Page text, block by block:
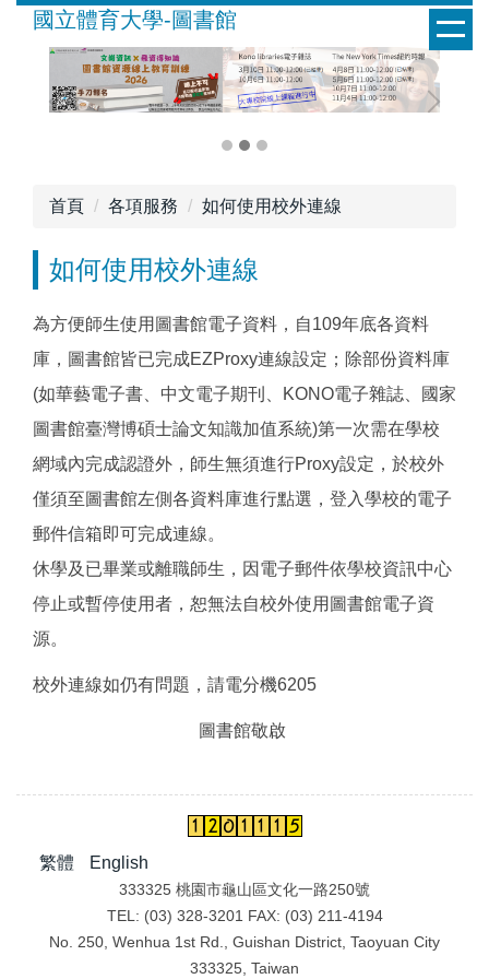
國立體育大學-圖書館
首頁 各項服務 如何使用校外連線
如何使用校外連線
為方便師生使用圖書館電子資料，自109年底各資料
庫，圖書館皆已完成EZProxy連線設定；除部份資料庫
(如華藝電子書、中文電子期刊、KONO電子雜誌、國家
圖書館臺灣博碩士論文知識加值系統)第一次需在學校
網域內完成認證外，師生無須進行Proxy設定，於校外
僅須至圖書館左側各資料庫進行點選，登入學校的電子
郵件信箱即可完成連線。
休學及已畢業或離職師生，因電子郵件依學校資訊中心
停止或暫停使用者，恕無法自校外使用圖書館電子資
源。
校外連線如仍有問題，請電分機6205
圖書館敬啟
繁體 English
333325 桃園市龜山區文化一路250號
TEL: (03) 328-3201 FAX: (03) 211-4194
No. 250, Wenhua 1st Rd., Guishan District, Taoyuan City
333325, Taiwan